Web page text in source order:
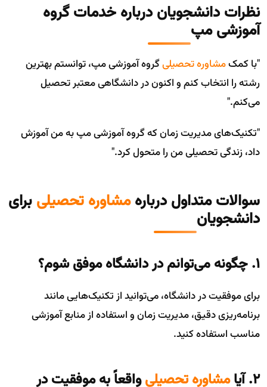
نظرات دانشجویان درباره خدمات گروه
آموزشی مپ
"با کمکمشاوره تحصیلیگروه آموزشی مپ، توانستم بهترین
رشته را انتخاب کنم و اکنون در دانشگاهی معتبر تحصیل
می‌کنم."
"تکنیک‌های مدیریت زمان که گروه آموزشی مپ به من آموزش
داد، زندگی تحصیلی من را متحول کرد."
سوالات متداول دربارهمشاوره تحصیلی برای
دانشجویان
۱. چگونه می‌توانم در دانشگاه موفق شوم؟
برای موفقیت در دانشگاه، می‌توانید از تکنیک‌هایی مانند
برنامه‌ریزی دقیق، مدیریت زمان و استفاده از منابع آموزشی
مناسب استفاده کنید.
۲. آیا مشاوره تحصیلیواقعاً به موفقیت در